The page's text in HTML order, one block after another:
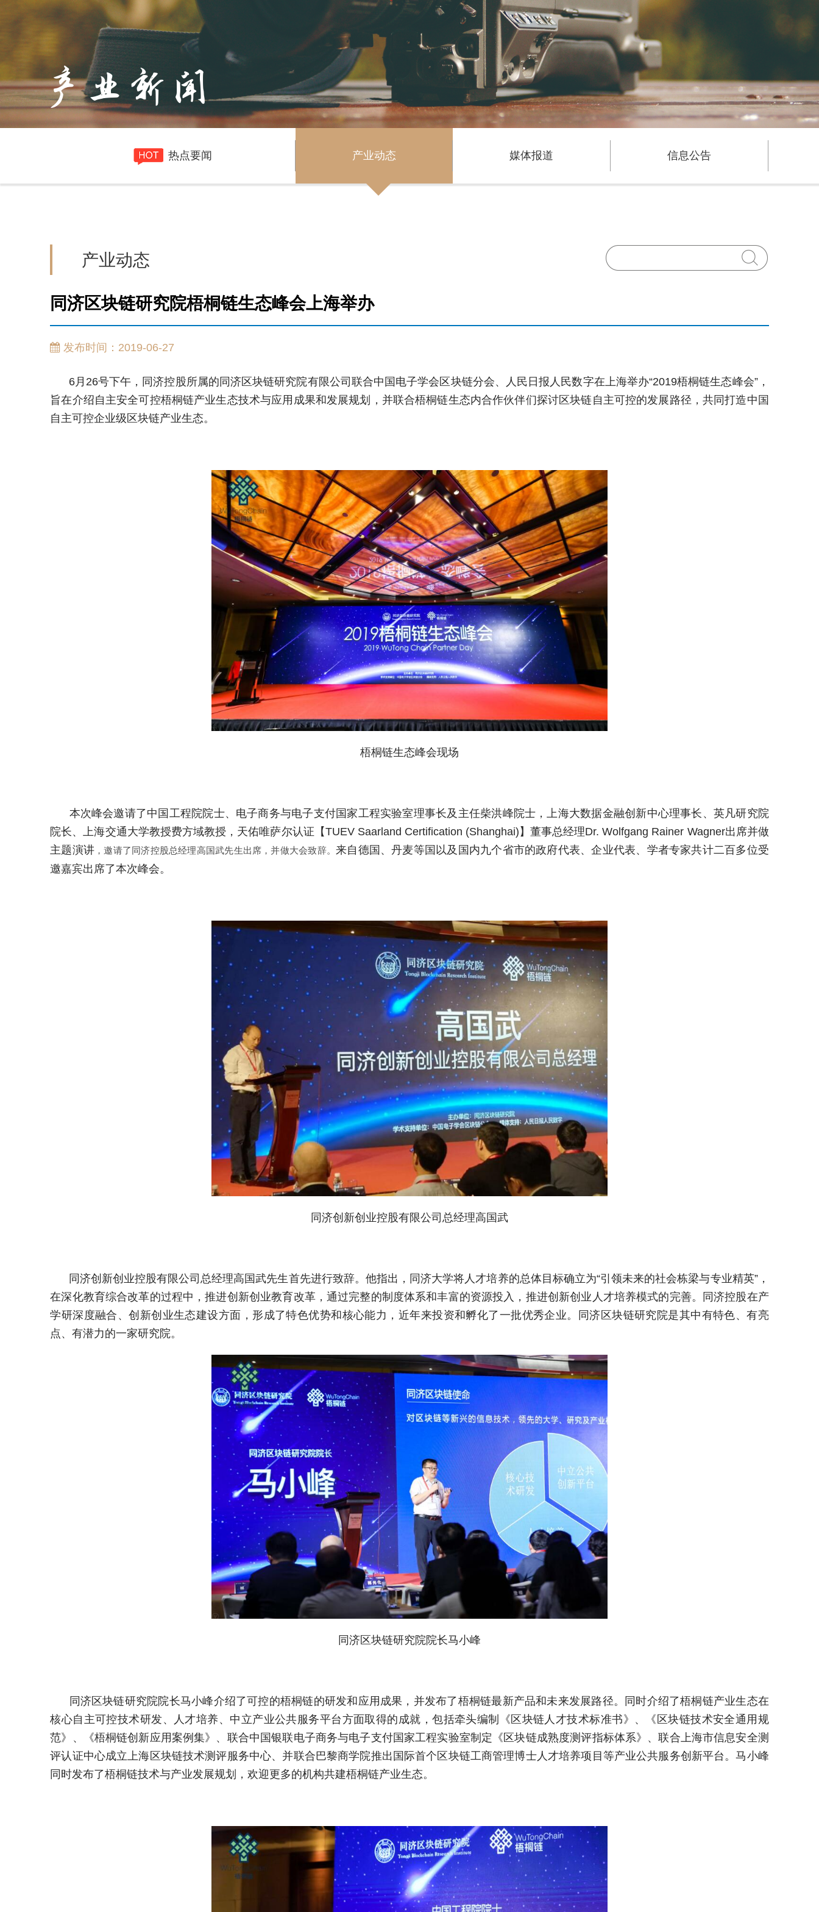
产业新闻
热点要闻 产业动态 媒体报道 信息公告
产业动态
同济区块链研究院梧桐链生态峰会上海举办
发布时间：2019-06-27
6月26号下午，同济控股所属的同济区块链研究院有限公司联合中国电子学会区块链分会、人民日报人民数字在上海举办“2019梧桐链生态峰会”，
旨在介绍自主安全可控梧桐链产业生态技术与应用成果和发展规划，并联合梧桐链生态内合作伙伴们探讨区块链自主可控的发展路径，共同打造中国
自主可控企业级区块链产业生态。
梧桐链生态峰会现场
本次峰会邀请了中国工程院院士、电子商务与电子支付国家工程实验室理事长及主任柴洪峰院士，上海大数据金融创新中心理事长、英凡研究院
院长、上海交通大学教授费方域教授，天佑唯萨尔认证【TUEV Saarland Certification (Shanghai)】董事总经理Dr. Wolfgang Rainer Wagner出席并做
主题演讲 ，邀请了同济控股总经理高国武先生出席，并做大会致辞。来自德国、丹麦等国以及国内九个省市的政府代表、企业代表、学者专家共计二百多位受
邀嘉宾出席了本次峰会。
同济创新创业控股有限公司总经理高国武
同济创新创业控股有限公司总经理高国武先生首先进行致辞。他指出，同济大学将人才培养的总体目标确立为“引领未来的社会栋梁与专业精英”，
在深化教育综合改革的过程中，推进创新创业教育改革，通过完整的制度体系和丰富的资源投入，推进创新创业人才培养模式的完善。同济控股在产
学研深度融合、创新创业生态建设方面，形成了特色优势和核心能力，近年来投资和孵化了一批优秀企业。同济区块链研究院是其中有特色、有亮
点、有潜力的一家研究院。
同济区块链研究院院长马小峰
同济区块链研究院院长马小峰介绍了可控的梧桐链的研发和应用成果，并发布了梧桐链最新产品和未来发展路径。同时介绍了梧桐链产业生态在
核心自主可控技术研发、人才培养、中立产业公共服务平台方面取得的成就，包括牵头编制《区块链人才技术标准书》、《区块链技术安全通用规
范》、《梧桐链创新应用案例集》、联合中国银联电子商务与电子支付国家工程实验室制定《区块链成熟度测评指标体系》、联合上海市信息安全测
评认证中心成立上海区块链技术测评服务中心、并联合巴黎商学院推出国际首个区块链工商管理博士人才培养项目等产业公共服务创新平台。马小峰
同时发布了梧桐链技术与产业发展规划，欢迎更多的机构共建梧桐链产业生态。